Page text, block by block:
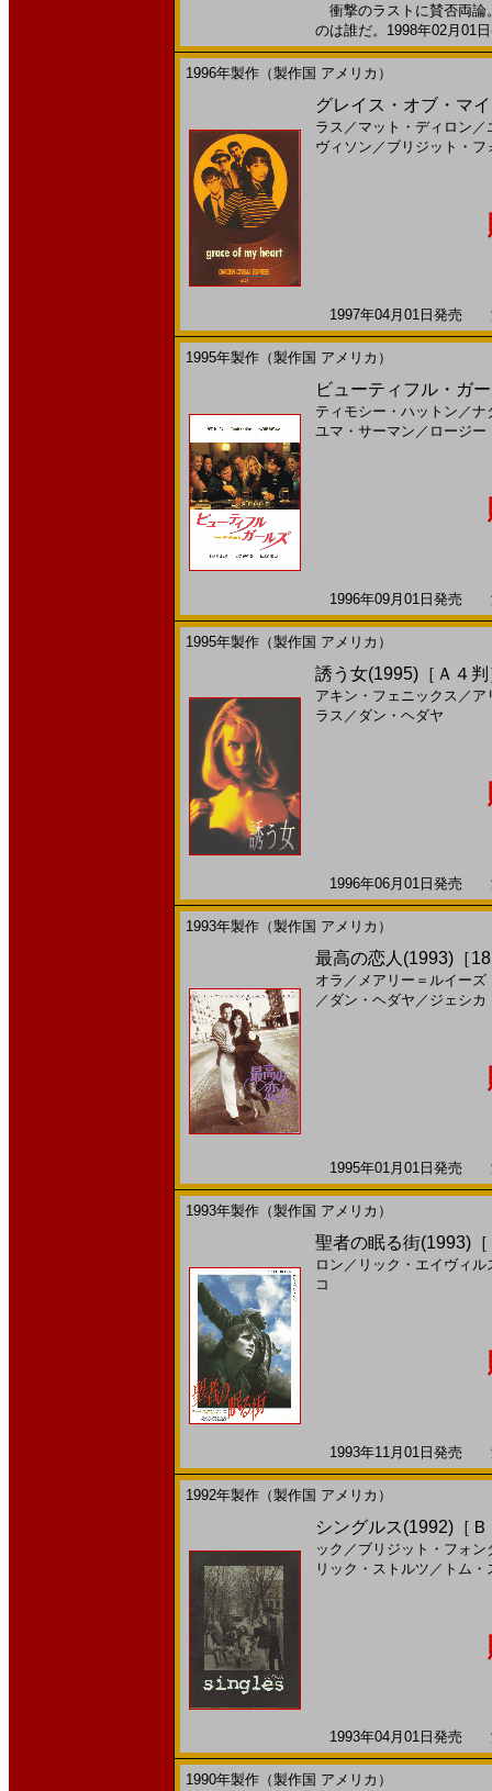
衝撃のラストに賛否両論
のは誰だ。1998年02月
1996年製作（製作国 アメリカ）
グレイス・オブ・マ
ラス ／ マット・ディロン ／
ヴィソン ／ ブリジット・フ
1997年04月01日発売
1995年製作（製作国 アメリカ）
ビューティフル・ガ
ティモシー・ハットン ／ナ
ユマ・サーマン ／ ロージー
1996年09月01日発売
1995年製作（製作国 アメリカ）
誘う女(1995)［Ａ４判
アキン・フェニックス ／ ア
ラス ／ ダン・ヘダヤ
1996年06月01日発売
1993年製作（製作国 アメリカ）
最高の恋人(1993)［
オラ ／ メアリー＝ルイーズ
／ ダン・ヘダヤ ／ ジェシカ
1995年01月01日発売
1993年製作（製作国 アメリカ）
聖者の眠る街(1993)
ロン ／ リック・エイヴィル
コ
1993年11月01日発売
1992年製作（製作国 アメリカ）
シングルス(1992)［
ック ／ ブリジット・フォン
リック・ストルツ ／ トム
1993年04月01日発売
1990年製作（製作国 アメリカ）